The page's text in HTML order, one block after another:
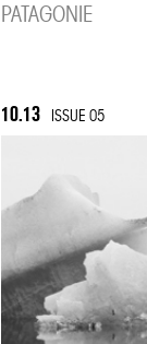
PATAGONIE
10.13 ISSUE 05